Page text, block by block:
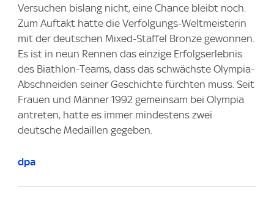
Versuchen bislang nicht, eine Chance bleibt noch.
Zum Auftakt hatte die Verfolgungs-Weltmeisterin
mit der deutschen Mixed-Staffel Bronze gewonnen.
Es ist in neun Rennen das einzige Erfolgserlebnis
des Biathlon-Teams, dass das schwächste Olympia-
Abschneiden seiner Geschichte fürchten muss. Seit
Frauen und Männer 1992 gemeinsam bei Olympia
antreten, hatte es immer mindestens zwei
deutsche Medaillen gegeben.
dpa